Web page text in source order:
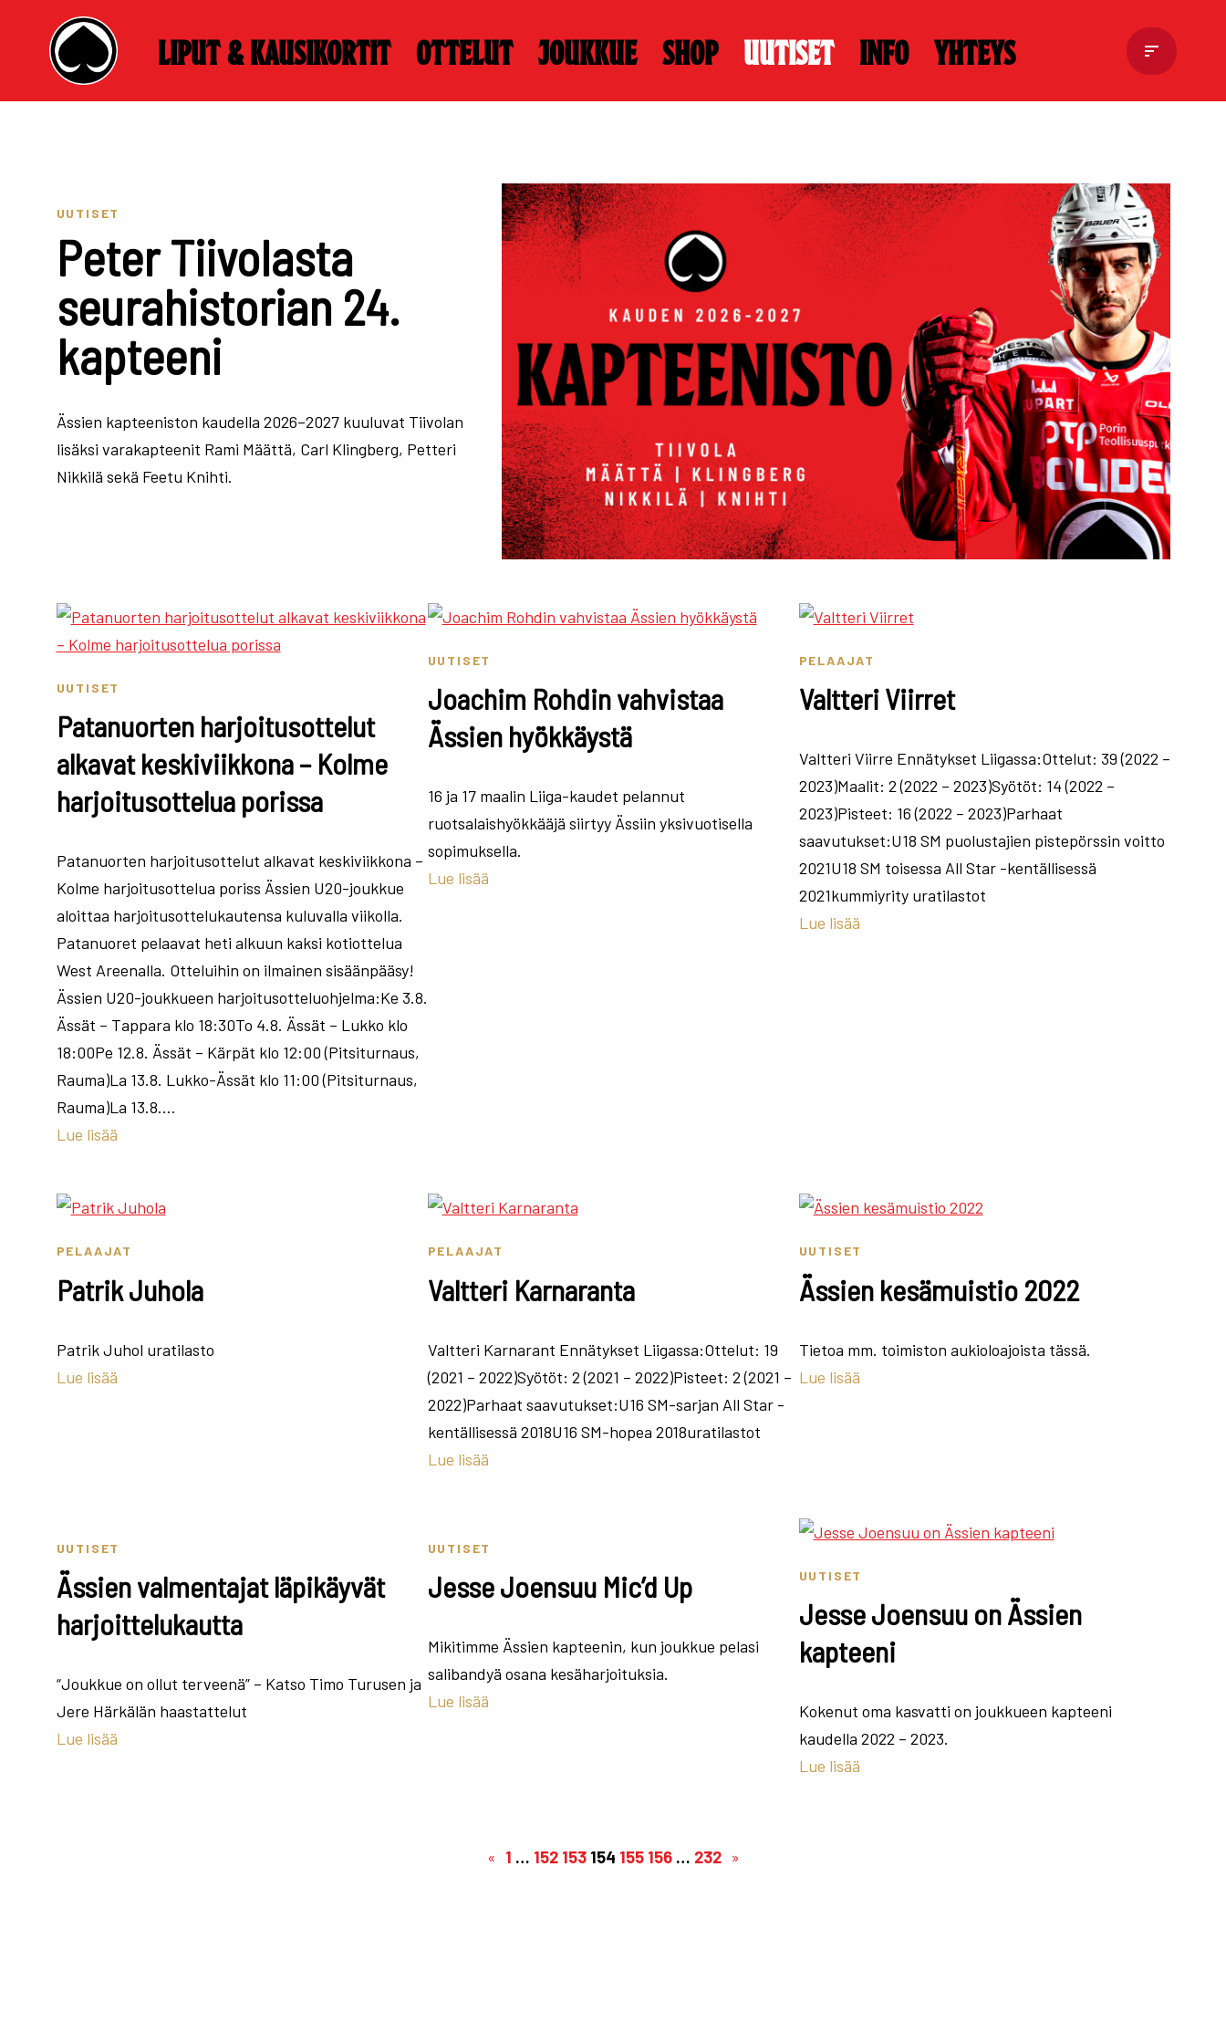
content
Liput & kausikortit Ottelut Joukkue Shop Uutiset Info Yhteys
UUTISET
Peter Tiivolasta
seurahistorian 24.
kapteeni
Ässien kapteeniston kaudella 2026–2027 kuuluvat Tiivolan
lisäksi varakapteenit Rami Määttä, Carl Klingberg, Petteri
Nikkilä sekä Feetu Knihti.
UUTISET
Patanuorten harjoitusottelut
alkavat keskiviikkona – Kolme
harjoitusottelua porissa
Patanuorten harjoitusottelut alkavat keskiviikkona –
Kolme harjoitusottelua poriss Ässien U20-joukkue
aloittaa harjoitusottelukautensa kuluvalla viikolla.
Patanuoret pelaavat heti alkuun kaksi kotiottelua
West Areenalla. Otteluihin on ilmainen sisäänpääsy!
Ässien U20-joukkueen harjoitusotteluohjelma:Ke 3.8.
Ässät – Tappara klo 18:30To 4.8. Ässät – Lukko klo
18:00Pe 12.8. Ässät – Kärpät klo 12:00 (Pitsiturnaus,
Rauma)La 13.8. Lukko-Ässät klo 11:00 (Pitsiturnaus,
Rauma)La 13.8.…
Lue lisää
UUTISET
Joachim Rohdin vahvistaa
Ässien hyökkäystä
16 ja 17 maalin Liiga-kaudet pelannut
ruotsalaishyökkääjä siirtyy Ässiin yksivuotisella
sopimuksella.
Lue lisää
PELAAJAT
Valtteri Viirret
Valtteri Viirre Ennätykset Liigassa:Ottelut: 39 (2022 –
2023)Maalit: 2 (2022 – 2023)Syötöt: 14 (2022 –
2023)Pisteet: 16 (2022 – 2023)Parhaat
saavutukset:U18 SM puolustajien pistepörssin voitto
2021U18 SM toisessa All Star -kentällisessä
2021kummiyrity uratilastot
Lue lisää
PELAAJAT
Patrik Juhola
Patrik Juhol uratilasto
Lue lisää
PELAAJAT
Valtteri Karnaranta
Valtteri Karnarant Ennätykset Liigassa:Ottelut: 19
(2021 – 2022)Syötöt: 2 (2021 – 2022)Pisteet: 2 (2021 –
2022)Parhaat saavutukset:U16 SM-sarjan All Star -
kentällisessä 2018U16 SM-hopea 2018uratilastot
Lue lisää
UUTISET
Ässien kesämuistio 2022
Tietoa mm. toimiston aukioloajoista tässä.
Lue lisää
UUTISET
Ässien valmentajat läpikäyvät
harjoittelukautta
“Joukkue on ollut terveenä” – Katso Timo Turusen ja
Jere Härkälän haastattelut
Lue lisää
UUTISET
Jesse Joensuu Mic’d Up
Mikitimme Ässien kapteenin, kun joukkue pelasi
salibandyä osana kesäharjoituksia.
Lue lisää
UUTISET
Jesse Joensuu on Ässien
kapteeni
Kokenut oma kasvatti on joukkueen kapteeni
kaudella 2022 – 2023.
Lue lisää
« 1 … 152 153 154 155 156 … 232 »